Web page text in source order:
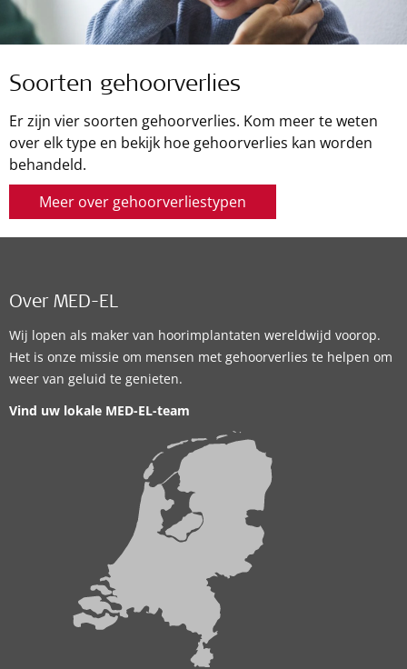
Soorten gehoorverlies
Er zijn vier soorten gehoorverlies. Kom meer te weten
over elk type en bekijk hoe gehoorverlies kan worden
behandeld.
Meer over gehoorverliestypen
Over MED-EL
Wij lopen als maker van hoorimplantaten wereldwijd voorop.
Het is onze missie om mensen met gehoorverlies te helpen om
weer van geluid te genieten.
Vind uw lokale MED-EL-team